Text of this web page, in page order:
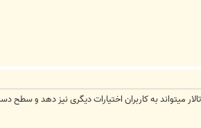
به کاربران اختیارات دیگری نیز دهد و سطح